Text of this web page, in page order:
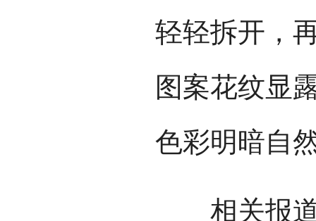
轻轻拆开，
图案花纹显
色彩明暗自
相关报